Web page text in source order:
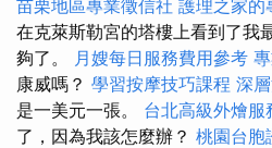
苗栗地區專業徵信社 護理之家的
在克萊斯勒宮的塔樓上看到了我
夠了。
月嫂每日服務費用參考
康威嗎？ 學習按摩技巧課程 深
是一美元一張。 台北高級外燴服
了，因為我該怎麼辦？ 桃園台胞